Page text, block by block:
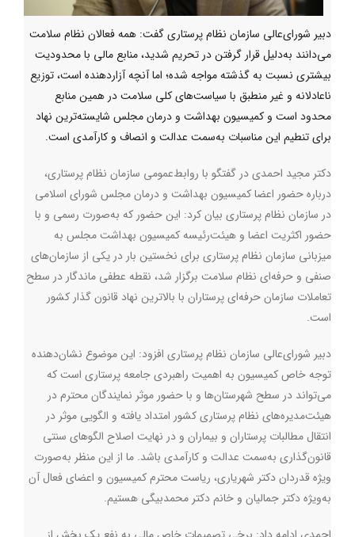
دبیر شورای‌عالی سازمان نظام پرستاری گفت: همه فعالان نظام سلامت
می‌دانند به‌دلیل قرار گرفتن در تحریم شدید، منابع مالی با محدودیت
بیشتری نسبت به گذشته مواجه شده؛ اما آنچه آزاردهنده است، توزیع
ناعادلانه و غیر منطبق با سیاست‌های کلی سلامت در همین منابع
محدود است و کمیسیون بهداشت و درمان مجلس شایسته‌ترین نهاد
برای تنطیم این مناسبات به‌سمت عدالت و انصاف و کارآمدی است.
دکتر مجید احمدی در گفتگو با روابط‌عمومی سازمان نظام پرستاری،
درباره حضور اعضا کمیسیون بهداشت و درمان مجلس شورای اسلامی
در سازمان نظام پرستاری بیان کرد: این حضور که به‌صورت رسمی و با
حضور اکثریت اعضا و هیئت‌رئیسه کمیسیون بهداشت مجلس به
میزبانی سازمان نظام پرستاری برای نخستین بار در یکی از سازمان‌های
صنفی و حرفه‌ای نظام سلامت برگزار شد، نقطه عطفی ماندگار در سطح
تعاملات سازمان حرفه‌ای پرستاران با بالاترین نهاد قانون گذار کشور
است.
دبیر شورای‌عالی سازمان نظام پرستاری افزود: این موضوع نشان‌دهنده
توجه خاص کمیسیون به اهمیت راهبردی جامعه پرستاری است که
می‌تواند در سطح شهرستان‌ها و با حضور موثر نمایندگان محترم در
هیئت‌مدیره‌های نظام پرستاری کشور امتداد یافته و الگویی موثر در
انتقال مطالبات پرستاران و بیماران و در نهایت اصلاح الگوهای سنتی
قانون‌گذاری به‌سمت عدالت و کارآمدی باشد. ما از این منظر به‌صورت
ویژه قدردان دکتر شهریاری، ریاست محترم کمیسیون و اعضای فعال آن
به‌ویژه دکتر جمالیان و خانم دکتر محمدبیگی هستیم.